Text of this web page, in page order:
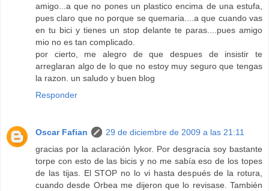
amigo...a que no pones un plastico encima de una estufa,
pues claro que no porque se quemaria....a que cuando vas
en tu bici y tienes un stop delante te paras....pues amigo
mio no es tan complicado.
por cierto, me alegro de que despues de insistir te
arreglaran algo de lo que no estoy muy seguro que tengas
la razon. un saludo y buen blog
Responder
Oscar Fafian
29 de diciembre de 2009 a las 21:11
gracias por la aclaración lykor. Por desgracia soy bastante
torpe con esto de las bicis y no me sabía eso de los topes
de las tijas. El STOP no lo vi hasta después de la rotura,
cuando desde Orbea me dijeron que lo revisase. También